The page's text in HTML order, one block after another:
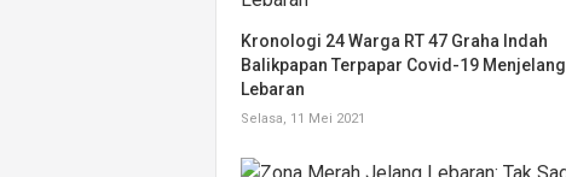
Kronologi 24 Warga RT 47 Graha Indah
Balikpapan Terpapar Covid-19 Menjelang
Lebaran
Selasa, 11 Mei 2021